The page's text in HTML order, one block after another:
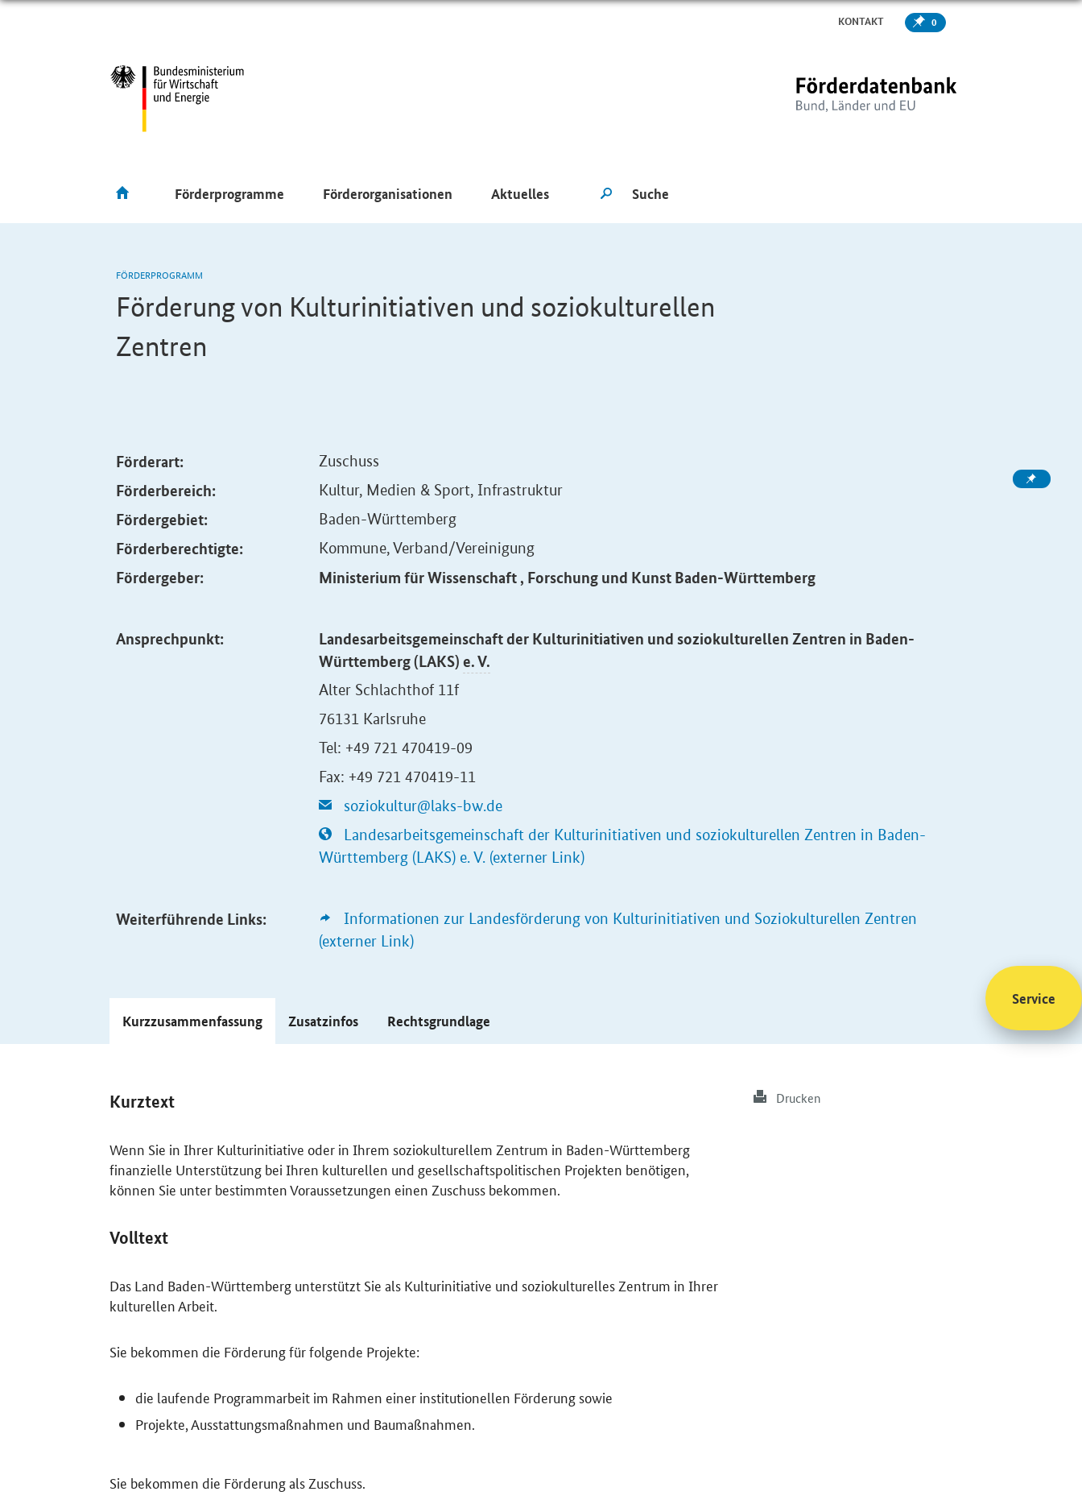
KONTAKT 0
Förderprogramme Förderorganisationen Aktuelles
FÖRDERPROGRAMM
Förderung von Kulturinitiativen und soziokulturellen
Zentren
Förderart: Zuschuss
Förderbereich: Kultur, Medien & Sport, Infrastruktur
Fördergebiet: Baden-Württemberg
Förderberechtigte: Kommune, Verband/Vereinigung
Fördergeber: Ministerium für Wissenschaft , Forschung und Kunst Baden-Württemberg
Ansprechpunkt:
Landesarbeitsgemeinschaft der Kulturinitiativen und soziokulturellen Zentren in Baden-
Württemberg (LAKS) e. V.
Alter Schlachthof 11f
76131 Karlsruhe
Tel: +49 721 470419-09
Fax: +49 721 470419-11
soziokultur@laks-bw.de
Landesarbeitsgemeinschaft der Kulturinitiativen und soziokulturellen Zentren in Baden-
Württemberg (LAKS) e. V. (externer Link)
Weiterführende Links: Informationen zur Landesförderung von Kulturinitiativen und Soziokulturellen Zentren
(externer Link)
Kurzzusammenfassung Zusatzinfos Rechtsgrundlage
Kurztext
Wenn Sie in Ihrer Kulturinitiative oder in Ihrem soziokulturellem Zentrum in Baden-Württemberg
finanzielle Unterstützung bei Ihren kulturellen und gesellschaftspolitischen Projekten benötigen,
können Sie unter bestimmten Voraussetzungen einen Zuschuss bekommen.
Volltext
Das Land Baden-Württemberg unterstützt Sie als Kulturinitiative und soziokulturelles Zentrum in Ihrer
kulturellen Arbeit.
Sie bekommen die Förderung für folgende Projekte:
die laufende Programmarbeit im Rahmen einer institutionellen Förderung sowie
Projekte, Ausstattungsmaßnahmen und Baumaßnahmen.
Sie bekommen die Förderung als Zuschuss.
Drucken
Service